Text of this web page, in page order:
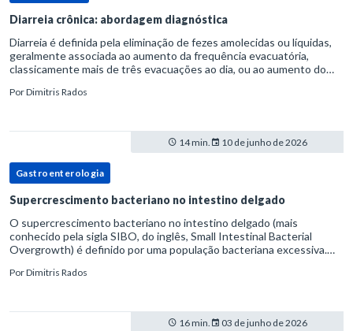
Diarreia crônica: abordagem diagnóstica
Diarreia é definida pela eliminação de fezes amolecidas ou líquidas,
geralmente associada ao aumento da frequência evacuatória,
classicamente mais de três evacuações ao dia, ou ao aumento do
PorDimitris Rados
14 min. 10 de junho de 2026
Gastroenterologia
Supercrescimento bacteriano no intestino delgado
O supercrescimento bacteriano no intestino delgado (mais
conhecido pela sigla SIBO, do inglês, Small Intestinal Bacterial
Overgrowth) é definido por uma população bacteriana excessiva.
PorDimitris Rados
16 min. 03 de junho de 2026